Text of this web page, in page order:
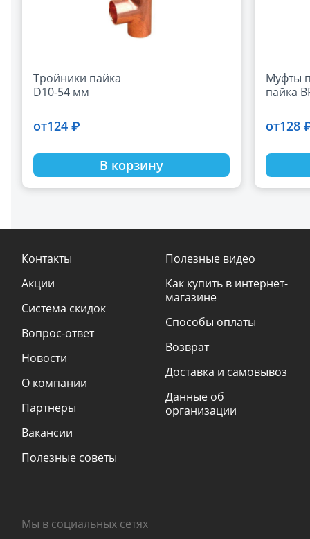
Тройники пайка
D10-54 мм
от124 ₽
В корзину
Муфты
пайка
от128
Контакты
Акции
Система скидок
Вопрос-ответ
Новости
О компании
Партнеры
Вакансии
Полезные советы
Полезные видео
Как купить в интернет-
магазине
Способы оплаты
Возврат
Доставка и самовывоз
Данные об
организации
Мы в социальных сетях